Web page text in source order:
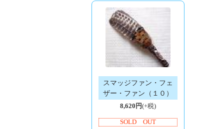
スマッジファン・フェ
ザー・ファン（１０）
8,620円(+税)
SOLD OUT